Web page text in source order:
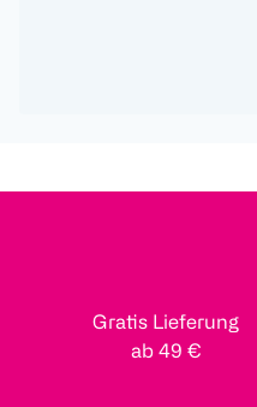
Gratis Lieferung
ab 49 €